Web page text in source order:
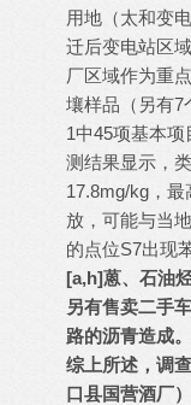
用地（太和变
迁后变电站区
厂区域作为重
壤样品（另有7
1中45项基本
测结果显示，
17.8mg/kg，
放，可能与当
的点位S7出现
[a,h]蒽、石油
另有售卖二手
路的沥青造成。
综上所述，调
口县国营酒厂